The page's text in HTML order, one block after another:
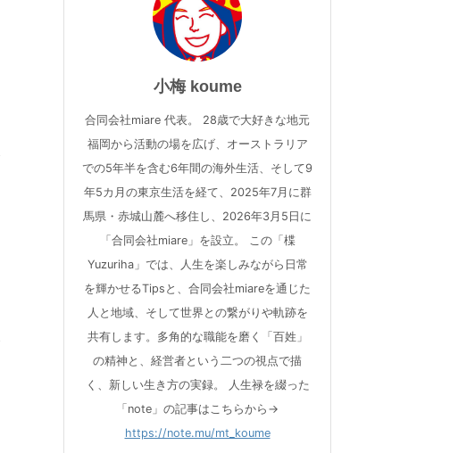
小梅 koume
合同会社miare 代表。 28歳で大好きな地元
福岡から活動の場を広げ、オーストラリア
での5年半を含む6年間の海外生活、そして9
年5カ月の東京生活を経て、2025年7月に群
馬県・赤城山麓へ移住し、2026年3月5日に
「合同会社miare」を設立。 この「楪
Yuzuriha」では、人生を楽しみながら日常
を輝かせるTipsと、合同会社miareを通じた
人と地域、そして世界との繋がりや軌跡を
共有します。多角的な職能を磨く「百姓」
の精神と、経営者という二つの視点で描
く、新しい生き方の実録。 人生禄を綴った
「note」の記事はこちらから→
https://note.mu/mt_koume